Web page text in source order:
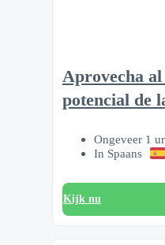
Aprovecha
potencial de
Ongeveer 1
In Spaans
Kijk nu